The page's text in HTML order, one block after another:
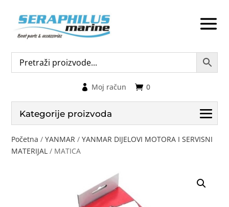
0
Moj račun
Kategorije proizvoda
Početna /YANMAR /YANMAR DIJELOVI MOTORA I SERVISNI
MATERIJAL / MATICA